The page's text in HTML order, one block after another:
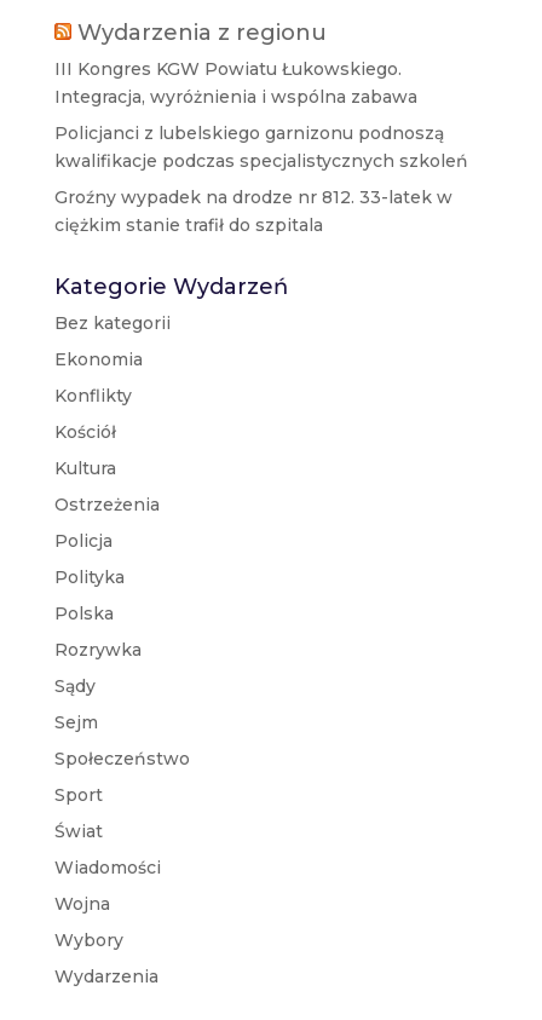
Wydarzenia z regionu
III Kongres KGW Powiatu Łukowskiego.
Integracja, wyróżnienia i wspólna zabawa
Policjanci z lubelskiego garnizonu podnoszą
kwalifikacje podczas specjalistycznych szkoleń
Groźny wypadek na drodze nr 812. 33-latek w
ciężkim stanie trafił do szpitala
Kategorie Wydarzeń
Bez kategorii
Ekonomia
Konflikty
Kościół
Kultura
Ostrzeżenia
Policja
Polityka
Polska
Rozrywka
Sądy
Sejm
Społeczeństwo
Sport
Świat
Wiadomości
Wojna
Wybory
Wydarzenia